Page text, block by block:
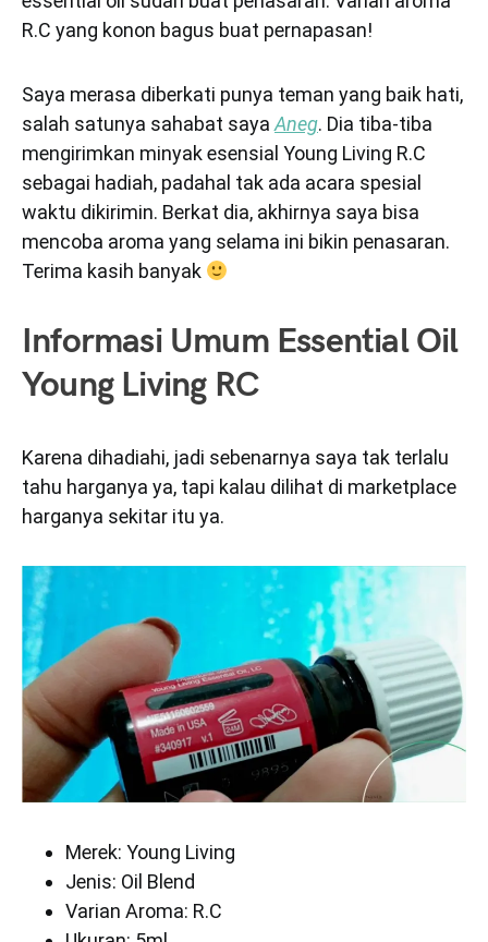
R.C yang konon bagus buat pernapasan!
Saya merasa diberkati punya teman yang baik hati,
salah satunya sahabat saya Aneg. Dia tiba-tiba
mengirimkan minyak esensial Young Living R.C
sebagai hadiah, padahal tak ada acara spesial
waktu dikirimin. Berkat dia, akhirnya saya bisa
mencoba aroma yang selama ini bikin penasaran.
Terima kasih banyak
Informasi Umum Essential Oil
Young Living RC
Karena dihadiahi, jadi sebenarnya saya tak terlalu
tahu harganya ya, tapi kalau dilihat di marketplace
harganya sekitar itu ya.
Merek: Young Living
Jenis: Oil Blend
Varian Aroma: R.C